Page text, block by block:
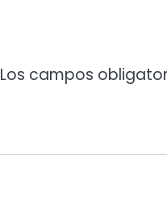
Los campos